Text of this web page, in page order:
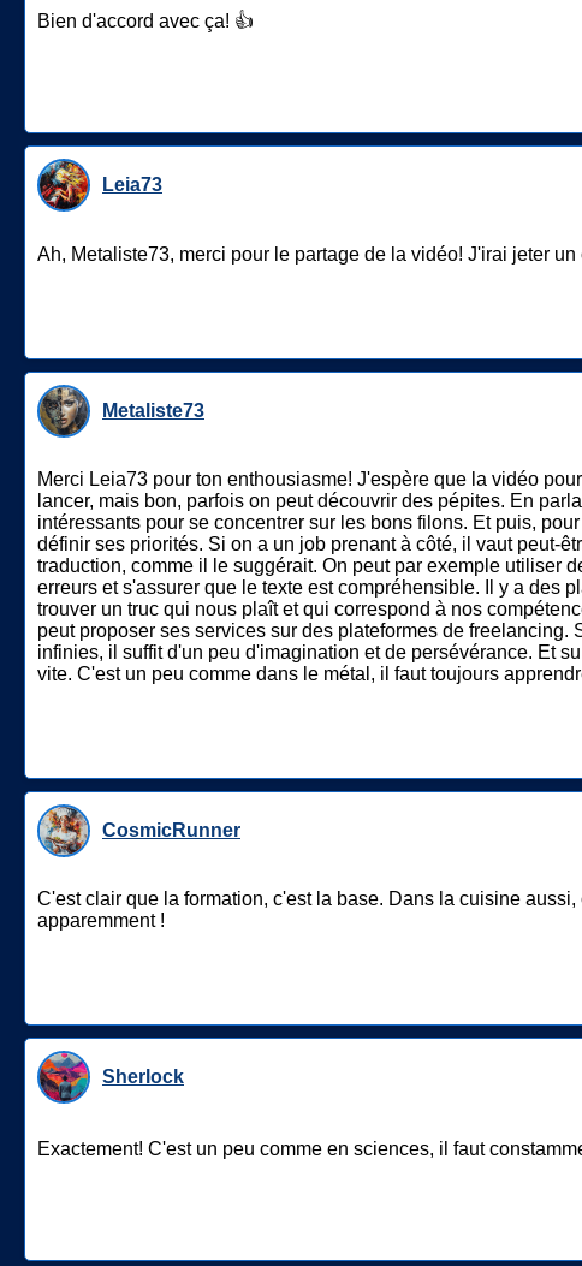
Bien d'accord avec ça! 👍
Leia73
Ah, Metaliste73, merci pour le partage de la vidéo! J'irai jeter
Metaliste73
Merci Leia73 pour ton enthousiasme! J'espère que la vidéo
lancer, mais bon, parfois on peut découvrir des pépites. En
intéressants pour se concentrer sur les bons filons. Et puis,
définir ses priorités. Si on a un job prenant à côté, il vaut peut-
traduction, comme il le suggérait. On peut par exemple utiliser
erreurs et s'assurer que le texte est compréhensible. Il y a des
trouver un truc qui nous plaît et qui correspond à nos
peut proposer ses services sur des plateformes de
infinies, il suffit d'un peu d'imagination et de persévérance. Et
vite. C'est un peu comme dans le métal, il faut toujours
CosmicRunner
C'est clair que la formation, c'est la base. Dans la cuisine
apparemment !
Sherlock
Exactement! C'est un peu comme en sciences, il faut